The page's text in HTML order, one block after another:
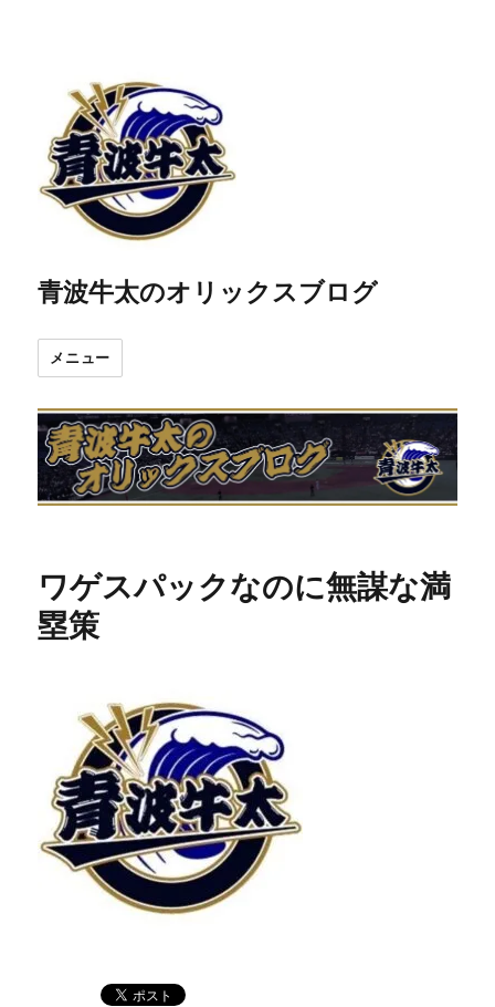
青波牛太のオリックスブログ
メニュー
ワゲスパックなのに無謀な満
塁策